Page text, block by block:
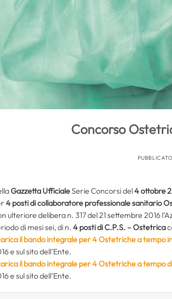
Concorso
PUBBLICATO
Gazzetta UfficialeSerie Concorsi del4 ottobre
4 posti di collaboratore professionale sanitario
ulteriore delibera n. 317 del 21 settembre 2016
di mesi sei, di n. 4 posti di C.P.S. – Ostetrica
il bando integrale per 4 Ostetriche a tempo
e sul sito dell’Ente.
il bando integrale per 4 Ostetriche a tempo
e sul sito dell’Ente.